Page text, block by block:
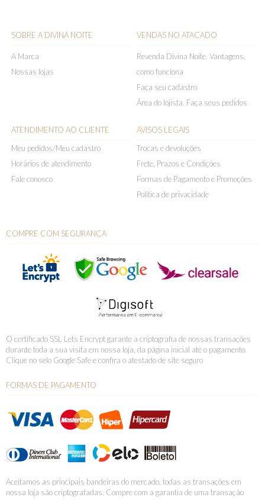
SOBRE A DIVINA NOITE
A Marca
Nossas lojas
VENDAS NO ATACADO
Revenda Divina Noite. Vantagens,
como funciona
Faça seu cadastro
Área do lojista. Faça seus pedidos
ATENDIMENTO AO CLIENTE
Meu pedidos/Meu cadastro
Horários de atendimento
Fale conosco
AVISOS LEGAIS
Trocas e devoluções
Frete, Prazos e Condições
Formas de Pagamento e Promoções
Política de privacidade
COMPRE COM SEGURANÇA
O certificado SSL Lets Encrypt garante a criptografia de nossas transações
durante toda a sua visita em nossa loja, da página inicial até o pagamento.
Clique no selo Google Safe e confira o atestado de site seguro
FORMAS DE PAGAMENTO
Aceitamos as principais bandeiras do mercado, todas as transações em
nossa loja são criptografadas. Compre com a garantia de uma transação